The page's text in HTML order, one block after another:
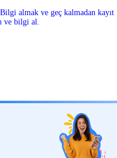
Bilgi almak ve geç kalmadan kayıt
ve bilgi al.